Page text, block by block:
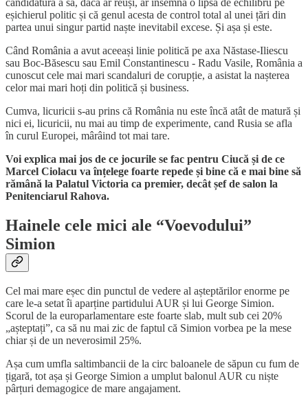
eșichierul politic și că genul acesta de control total al unei țări din
partea unui singur partid naște inevitabil excese. Și așa și este.
Când România a avut aceeași linie politică pe axa Năstase-Iliescu
sau Boc-Băsescu sau Emil Constantinescu - Radu Vasile, România a
cunoscut cele mai mari scandaluri de corupție, a asistat la nașterea
celor mai mari hoți din politică și business.
Cumva, licuricii s-au prins că România nu este încă atât de matură și
nici ei, licuricii, nu mai au timp de experimente, cand Rusia se afla
în curul Europei, mârâind tot mai tare.
Voi explica mai jos de ce jocurile se fac pentru Ciucă și de ce
Marcel Ciolacu va înțelege foarte repede și bine că e mai bine să
rămână la Palatul Victoria ca premier, decât șef de salon la
Penitenciarul Rahova.
Hainele cele mici ale “Voevodului”
Simion
Cel mai mare eșec din punctul de vedere al așteptărilor enorme pe
care le-a setat îi aparține partidului AUR și lui George Simion.
Scorul de la europarlamentare este foarte slab, mult sub cei 20%
„așteptați”, ca să nu mai zic de faptul că Simion vorbea pe la mese
chiar și de un neverosimil 25%.
Așa cum umfla saltimbancii de la circ baloanele de săpun cu fum de
țigară, tot așa și George Simion a umplut balonul AUR cu niște
pârțuri demagogice de mare angajament.